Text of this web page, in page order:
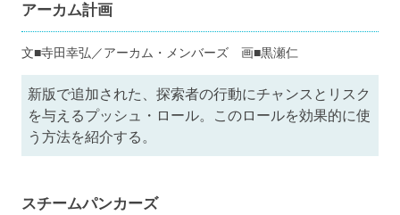
アーカム計画
文■寺田幸弘／アーカム・メンバーズ 画■黒瀬仁
新版で追加された、探索者の行動にチャンスとリスク
を与えるプッシュ・ロール。このロールを効果的に使
う方法を紹介する。
スチームパンカーズ